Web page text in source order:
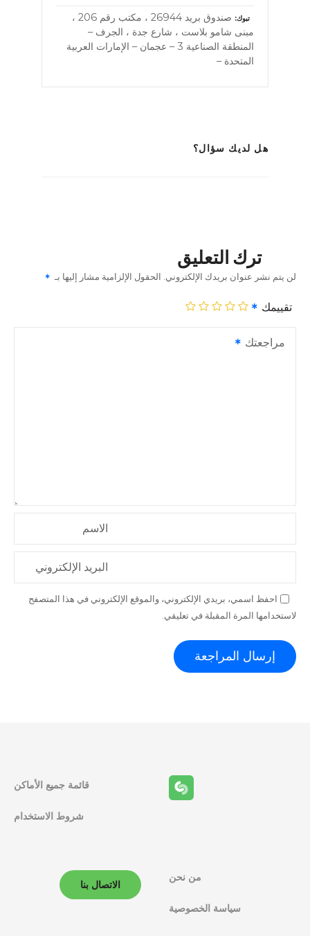
تبوك
صندوق بريد 26944 ، مكتب رقم 206 ،
مبنى شامو بلاست ، شارع جدة ، الجرف –
المنطقة الصناعية 3 – عجمان – الإمارات العربية
المتحدة –
هل لديك سؤال؟
ترك التعليق
لن يتم نشر عنوان بريدك الإلكتروني. الحقول الإلزامية مشار إليها بـ
تقييمك
مراجعتك
الاسم
البريد الإلكتروني
احفظ اسمي، بريدي الإلكتروني، والموقع الإلكتروني في هذا المتصفح
لاستخدامها المرة المقبلة في تعليقي.
قائمة جميع الأماكن
شروط الاستخدام
من نحن
سياسة الخصوصية
الاتصال بنا